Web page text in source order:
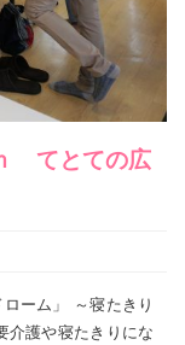
てとての広
ーム」 ～寝たきり
護や寝たきりにな